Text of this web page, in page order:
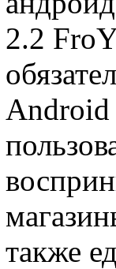
2.2
Android
также